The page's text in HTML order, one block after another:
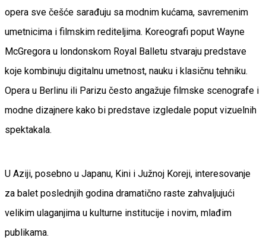
opera sve češće sarađuju sa modnim kućama, savremenim
umetnicima i filmskim rediteljima. Koreografi poput Wayne
McGregora u londonskom Royal Balletu stvaraju predstave
koje kombinuju digitalnu umetnost, nauku i klasičnu tehniku.
Opera u Berlinu ili Parizu često angažuje filmske scenografe i
modne dizajnere kako bi predstave izgledale poput vizuelnih
spektakala.
U Aziji, posebno u Japanu, Kini i Južnoj Koreji, interesovanje
za balet poslednjih godina dramatično raste zahvaljujući
velikim ulaganjima u kulturne institucije i novim, mlađim
publikama.